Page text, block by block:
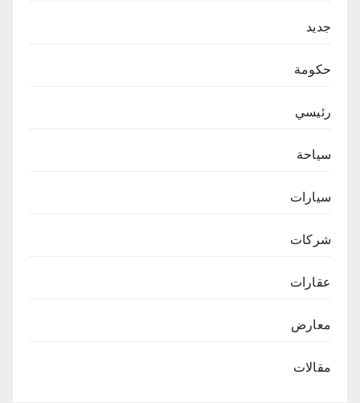
جديد
حكومة
رئيسي
سياحة
سيارات
شركات
عقارات
معارض
مقالات